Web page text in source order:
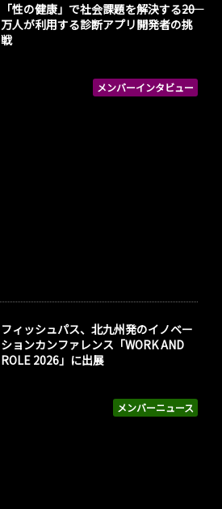
メンバーインタビュー
「性の健康」で社会課題を解決する――20
万人が利用する診断アプリ開発者の挑
戦
メンバーニュース
フィッシュパス、北九州発のイノベー
ションカンファレンス「WORK AND
ROLE 2026」に出展